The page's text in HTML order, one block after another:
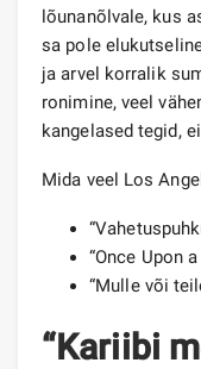
lõunanõlvale, kus
sa pole
ja arvel korralik
ronimine, veel
kangelased tegid,
Mida veel Los
“Once Upon
“Mulle või
“Kariibi